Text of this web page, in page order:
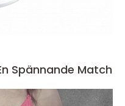
Spännande Match